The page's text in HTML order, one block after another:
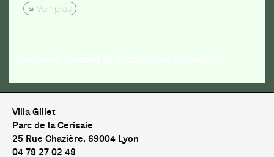
Voir plus
Villa Gillet
Parc de la Cerisaie
25 Rue Chazière, 69004 Lyon
04 78 27 02 48